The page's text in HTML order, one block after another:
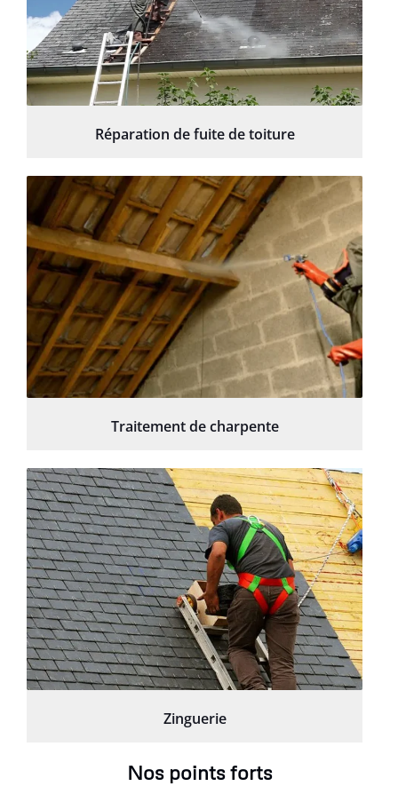
Réparation de fuite de toiture
Traitement de charpente
Zinguerie
Nos points forts